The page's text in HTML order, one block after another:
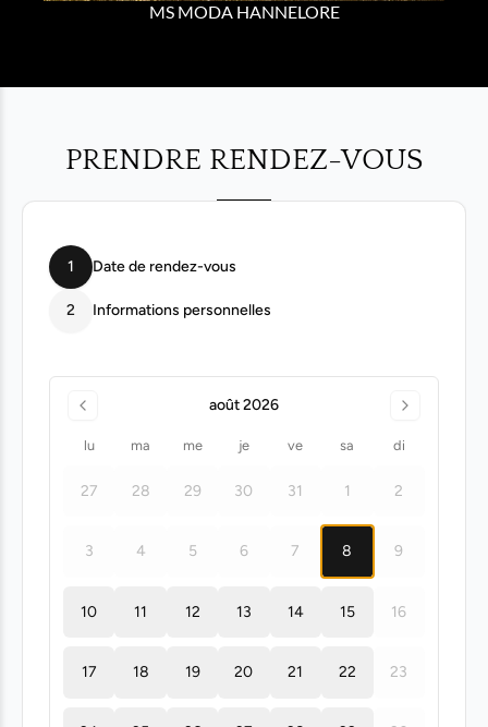
MS MODA HANNELORE
PRENDRE RENDEZ-VOUS